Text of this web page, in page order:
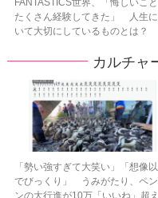
FANTASTICS世界、「悔しいこ
たくさん経験してきた」 人生
いて大切にしているものとは？
カルチ
「勢い強すぎて大笑い」「想像
でびっくり」 うみがたり、ペ